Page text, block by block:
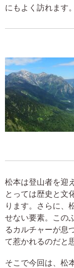
にもよく訪れます。
松本は登山者を迎
とっては歴史と文
ります。さらに、
せない要素。この
るカルチャーが息
て惹かれるのだと
そこで今回は、松